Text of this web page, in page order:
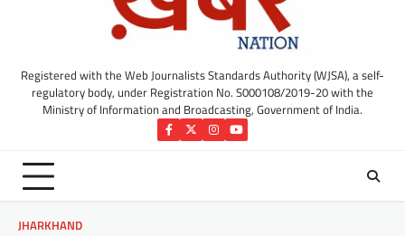
Registered with the Web Journalists Standards Authority (WJSA), a self-
regulatory body, under Registration No. S000108/2019-20 with the
Ministry of Information and Broadcasting, Government of India.
Facebook
TwitterInstagram
YouTube
JHARKHAND